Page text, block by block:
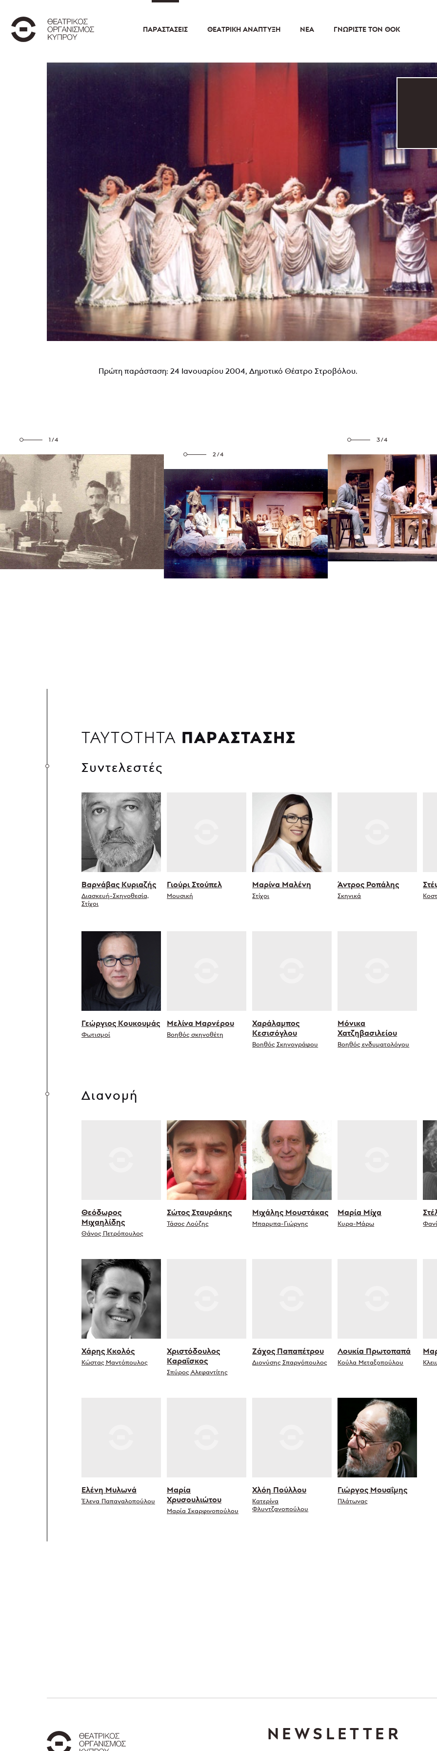
ΠΑΡΑΣΤΆΣΕΙΣ ΘΕΑΤΡΙΚΉ ΑΝΆΠΤΥΞΗ ΝΈΑ ΓΝΩΡΊΣΤΕ ΤΟΝ ΘΟΚ
Πρώτη παράσταση: 24 Ιανουαρίου 2004, Δημοτικό Θέατρο Στροβόλου.
1/4
2/4
3/4
ΤΑΥΤΟΤΗΤΑ ΠΑΡΑΣΤΑΣΗΣ
Συντελεστές
Βαρνάβας Κυριαζής
Διασκευή-Σκηνοθεσία,
Στίχοι
Γιούρι Στούπελ
Μουσική
Μαρίνα Μαλένη
Στίχοι
Άντρος Ροπάλης
Σκηνικά
Γεώργιος Κουκουμάς
Φωτισμoί
Μελίνα Μαρνέρου
Βοηθός σκηνοθέτη
Χαράλαμπος
Κεσισόγλου
Βοηθός Σκηνογράφου
Μόνικα
Χατζηβασιλείου
Βοηθός ενδυματολόγου
Διανομή
Θεόδωρος
Μιχαηλίδης
Θάνος Πετρόπουλος
Σώτος Σταυράκης
Τάσος Λούζης
Μιχάλης Μουστάκας
Μπαρμπα-Γιώργης
Μαρία Μίχα
Κυρα-Μάρω
Χάρης Κκολός
Κώστας Μαντόπουλος
Χριστόδουλος
Καραΐσκος
Σπύρος Αλεφαντίτης
Ζάχος Παπαπέτρου
Διονύσης Σπαργόπουλος
Λουκία Πρωτοπαπά
Κούλα Μεταξοπούλου
Ελένη Μυλωνά
Έλενα Παπαγαλοπούλου
Μαρία
Χρυσουλιώτου
Μαρία Σκαρφινοπούλου
Χλόη Πούλλου
Κατερίνα
Φλυντζανοπούλου
Γιώργος Μουαΐμης
Πλάτωνας
NEWSLETTER